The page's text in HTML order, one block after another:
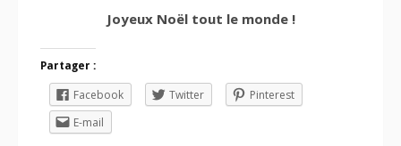
Joyeux Noël tout le monde !
Partager :
Facebook Twitter
Pinterest
E-mail